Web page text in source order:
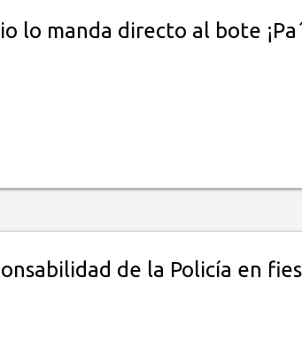
lo manda directo al bote
de la Policía en